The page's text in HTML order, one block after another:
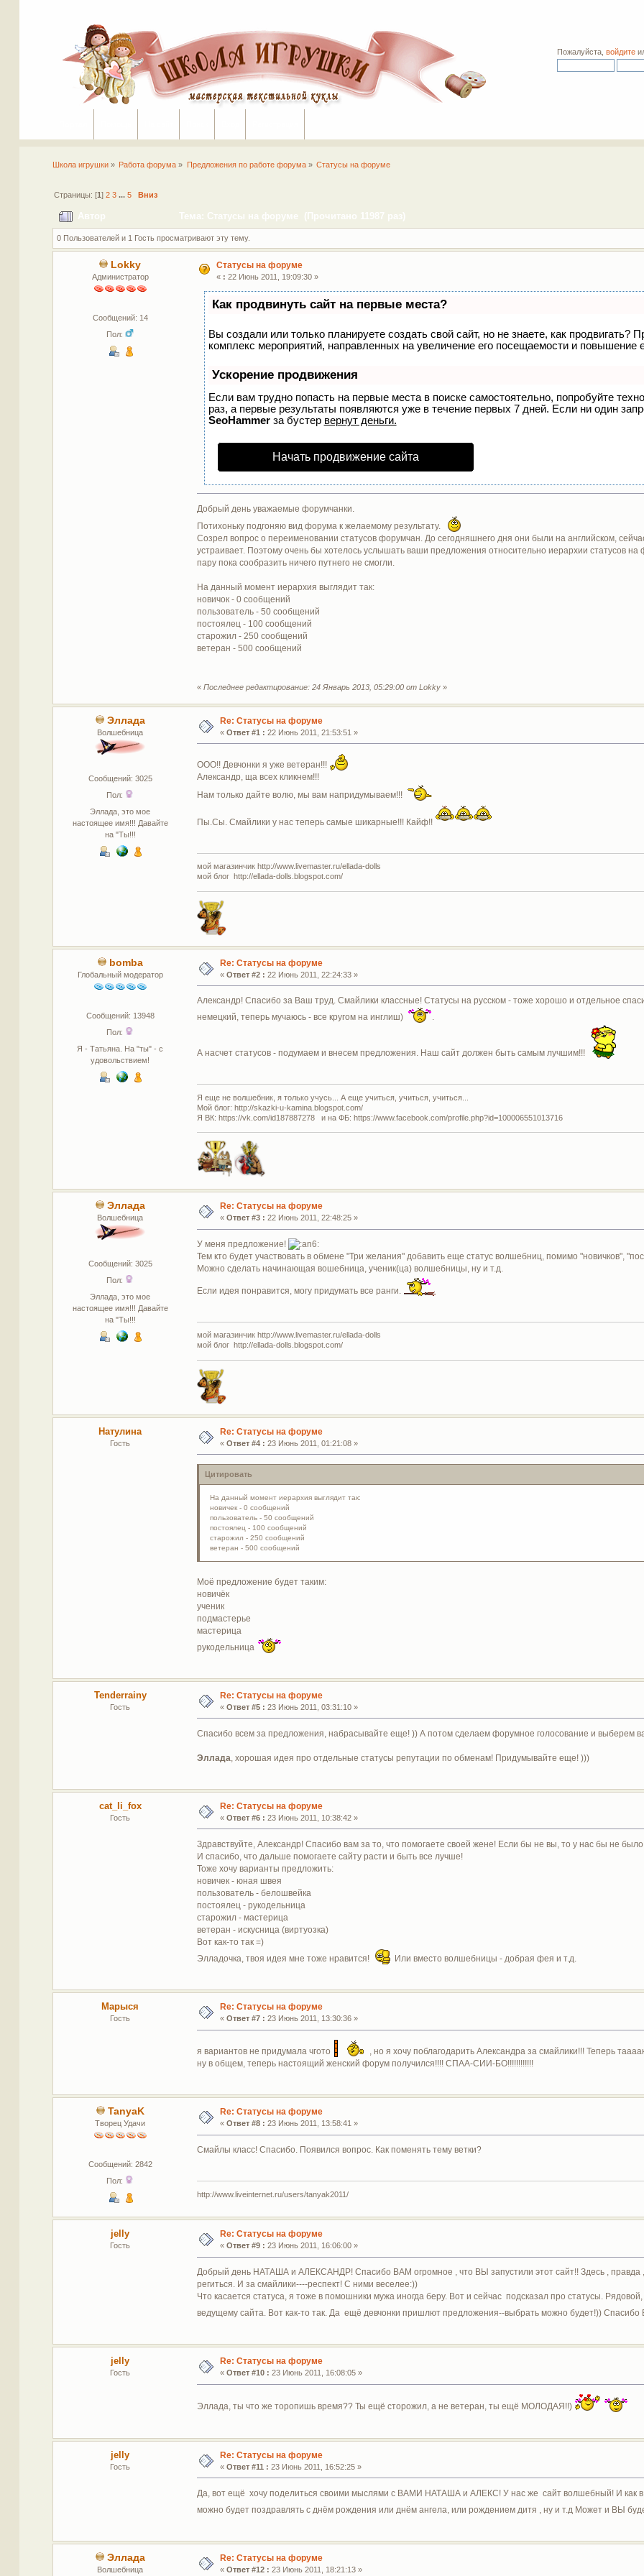
Пожалуйста,войдите
Школа игрушки » Работа форума » Предложения по работе форума» Статусы на форуме
Страницы: [1]2 3 ...5 Вниз
Автор Тема: Статусы на форуме (Прочитано 11987 раз)
0 Пользователей и 1 Гость просматривают эту тему.
Lokky
Администратор
Сообщений: 14
Пол:
Статусы на форуме
« : 22 Июнь 2011, 19:09:30 »
Как продвинуть сайт на первые места?
Вы создали или только планируете создать свой сайт, но не знаете, как
комплекс мероприятий, направленных на увеличение его посещаемости и повышение
Ускорение продвижения
Если вам трудно попасть на первые места в поиске самостоятельно, попробуйте
раз, а первые результаты появляются уже в течение первых 7 дней. Если ни один
SeoHammerза бустер вернут деньги.
Начать продвижение сайта
Добрый день уважаемые форумчанки.
Потихоньку подгоняю вид форума к желаемому результату.
Созрел вопрос о переименовании статусов форумчан. До сегодняшнего дня они были на английском,
устраивает. Поэтому очень бы хотелось услышать ваши предложения относительно иерархии статусов
пару пока сообразить ничего путнего не смогли.
На данный момент иерархия выглядит так:
новичок - 0 сообщений
пользователь - 50 сообщений
постоялец - 100 сообщений
старожил - 250 сообщений
ветеран - 500 сообщений
« Последнее редактирование: 24 Январь 2013, 05:29:00 от Lokky»
Эллада
Волшебница
Сообщений: 3025
Пол:
Эллада, это мое
настоящее имя!!! Давайте
на "Ты!!!
Re: Статусы на форуме
« Ответ #1 : 22 Июнь 2011, 21:53:51 »
ООО!! Девчонки я уже ветеран!!!
Александр, ща всех кликнем!!!
Нам только дайте волю, мы вам напридумываем!!!
Пы.Сы. Смайлики у нас теперь самые шикарные!!! Кайф!!
мой магазинчик http://www.livemaster.ru/ellada-dolls
мой блог http://ellada-dolls.blogspot.com/
bomba
Глобальный модератор
Сообщений: 13948
Пол:
Я - Татьяна. На "ты" - с
удовольствием!
Re: Статусы на форуме
« Ответ #2 : 22 Июнь 2011, 22:24:33 »
Александр! Спасибо за Ваш труд. Смайлики классные! Статусы на русском - тоже хорошо и отдельное
немецкий, теперь мучаюсь - все кругом на инглиш)
.
А насчет статусов - подумаем и внесем предложения. Наш сайт должен быть самым лучшим!!!
Я еще не волшебник, я только учусь... А еще учиться, учиться, учиться...
Мой блог: http://skazki-u-kamina.blogspot.com/
Я ВК: https://vk.com/id187887278 и на ФБ: https://www.facebook.com/profile.php?id=100006551013716
Эллада
Волшебница
Сообщений: 3025
Пол:
Эллада, это мое
настоящее имя!!! Давайте
на "Ты!!!
Re: Статусы на форуме
« Ответ #3 : 22 Июнь 2011, 22:48:25 »
У меня предложение!
Тем кто будет участвовать в обмене "Три желания" добавить еще статус волшебниц, помимо "новичков",
Можно сделать начинающая вошебница, ученик(ца) волшебницы, ну и т.д.
Если идея понравится, могу придумать все ранги.
мой магазинчик http://www.livemaster.ru/ellada-dolls
мой блог http://ellada-dolls.blogspot.com/
Натулина
Гость
Re: Статусы на форуме
« Ответ #4 : 23 Июнь 2011, 01:21:08 »
Цитировать
На данный момент иерархия выглядит так:
новичек - 0 сообщений
пользователь - 50 сообщений
постоялец - 100 сообщений
старожил - 250 сообщений
ветеран - 500 сообщений
Моё предложение будет таким:
новичёк
ученик
подмастерье
мастерица
рукодельница
Tenderrainy
Гость
Re: Статусы на форуме
« Ответ #5 : 23 Июнь 2011, 03:31:10 »
Спасибо всем за предложения, набрасывайте еще! )) А потом сделаем форумное голосование и выберем
Эллада , хорошая идея про отдельные статусы репутации по обменам! Придумывайте еще! )))
cat_li_fox
Гость
Re: Статусы на форуме
« Ответ #6 : 23 Июнь 2011, 10:38:42 »
Здравствуйте, Александр! Спасибо вам за то, что помогаете своей жене! Если бы не вы, то у нас бы не
И спасибо, что дальше помогаете сайту расти и быть все лучше!
Тоже хочу варианты предложить:
новичек - юная швея
пользователь - белошвейка
постоялец - рукодельница
старожил - мастерица
ветеран - искусница (виртуозка)
Вот как-то так =)
Элладочка, твоя идея мне тоже нравится!
Или вместо волшебницы - добрая фея и т.д.
Марыся
Гость
Re: Статусы на форуме
« Ответ #7 : 23 Июнь 2011, 13:30:36 »
я вариантов не придумала чгото
, но я хочу поблагодарить Александра за смайлики!!! Теперь
ну в общем, теперь настоящий женский форум получился!!!! СПАА-СИИ-БО!!!!!!!!!!!!
TanyaK
Творец Удачи
Сообщений: 2842
Пол:
Re: Статусы на форуме
« Ответ #8 : 23 Июнь 2011, 13:58:41 »
Смайлы класс! Спасибо. Появился вопрос. Как поменять тему ветки?
http://www.liveinternet.ru/users/tanyak2011/
jelly
Гость
Re: Статусы на форуме
« Ответ #9 : 23 Июнь 2011, 16:06:00 »
Добрый день НАТАША и АЛЕКСАНДР! Спасибо ВАМ огромное , что ВЫ запустили этот сайт!! Здесь , правда ,
региться. И за смайлики----респект! С ними веселее:))
Что касается статуса, я тоже в помошники мужа иногда беру. Вот и сейчас подсказал про статусы.
ведущему сайта. Вот как-то так. Да ещё девчонки пришлют предложения--выбрать можно будет!))
jelly
Гость
Re: Статусы на форуме
« Ответ #10 : 23 Июнь 2011, 16:08:05 »
Эллада, ты что же торопишь время?? Ты ещё сторожил, а не ветеран, ты ещё МОЛОДАЯ!!)
jelly
Гость
Re: Статусы на форуме
« Ответ #11 : 23 Июнь 2011, 16:52:25 »
Да, вот ещё хочу поделиться своими мыслями с ВАМИ НАТАША и АЛЕКС! У нас же сайт волшебный! И как в
можно будет поздравлять с днём рождения или днём ангела, или рождением дитя , ну и т.д Может и ВЫ
Эллада
Волшебница
Re: Статусы на форуме
« Ответ #12 : 23 Июнь 2011, 18:21:13 »